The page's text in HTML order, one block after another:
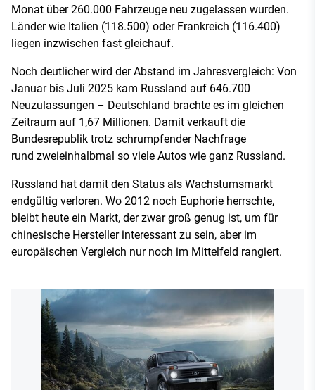
Monat über 260.000 Fahrzeuge neu zugelassen wurden.
Länder wie Italien (118.500) oder Frankreich (116.400)
liegen inzwischen fast gleichauf.
Noch deutlicher wird der Abstand im Jahresvergleich: Von
Januar bis Juli 2025 kam Russland auf 646.700
Neuzulassungen – Deutschland brachte es im gleichen
Zeitraum auf 1,67 Millionen. Damit verkauft die
Bundesrepublik trotz schrumpfender Nachfrage
rund zweieinhalbmal so viele Autos wie ganz Russland.
Russland hat damit den Status als Wachstumsmarkt
endgültig verloren. Wo 2012 noch Euphorie herrschte,
bleibt heute ein Markt, der zwar groß genug ist, um für
chinesische Hersteller interessant zu sein, aber im
europäischen Vergleich nur noch im Mittelfeld rangiert.